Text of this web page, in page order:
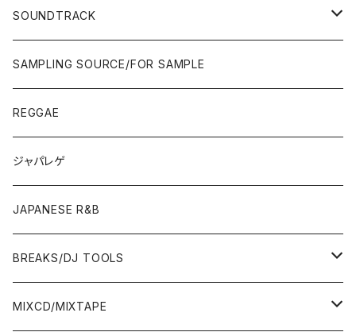
JAPAN ONLY RELEASE/REMIX
80'S
POPS/S.S.W.
ROCK/AOR
SOUNDTRACK
LP
JAPANESE
OTHERS
7"/12"
JAPANESE
OTHERS
SAMPLING SOURCE/FOR SAMPLE
REGGAE
ジャパレゲ
JAPANESE R&B
BREAKS/DJ TOOLS
BREAKS/MEGAMIX/CUT UP
MIXCD/MIXTAPE